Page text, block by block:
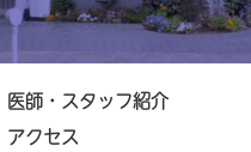
医師・スタッフ紹介
アクセス